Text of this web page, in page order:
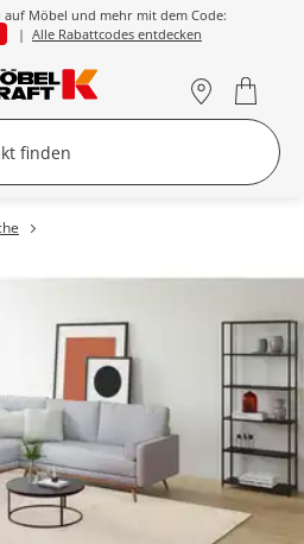
auf Möbel und mehr mit dem Code:
| Alle Rabattcodes entdecken